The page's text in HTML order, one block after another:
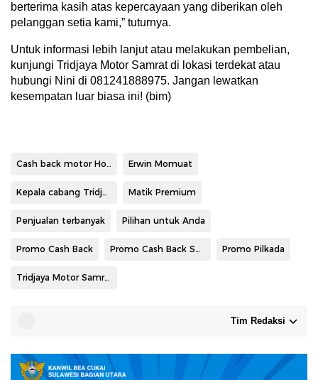
berterima kasih atas kepercayaan yang diberikan oleh
pelanggan setia kami,” tuturnya.
Untuk informasi lebih lanjut atau melakukan pembelian,
kunjungi Tridjaya Motor Samrat di lokasi terdekat atau
hubungi Nini di 081241888975. Jangan lewatkan
kesempatan luar biasa ini! (bim)
Cash back motor Honda Erwin Momuat
Kepala cabang Tridjaya Motor Samrat Erwin Momuat Matik Premium
Penjualan terbanyak Pilihan untuk Anda
Promo Cash Back Promo Cash Back Spesial November Promo Pilkada
Tridjaya Motor Samrat
Tim Redaksi